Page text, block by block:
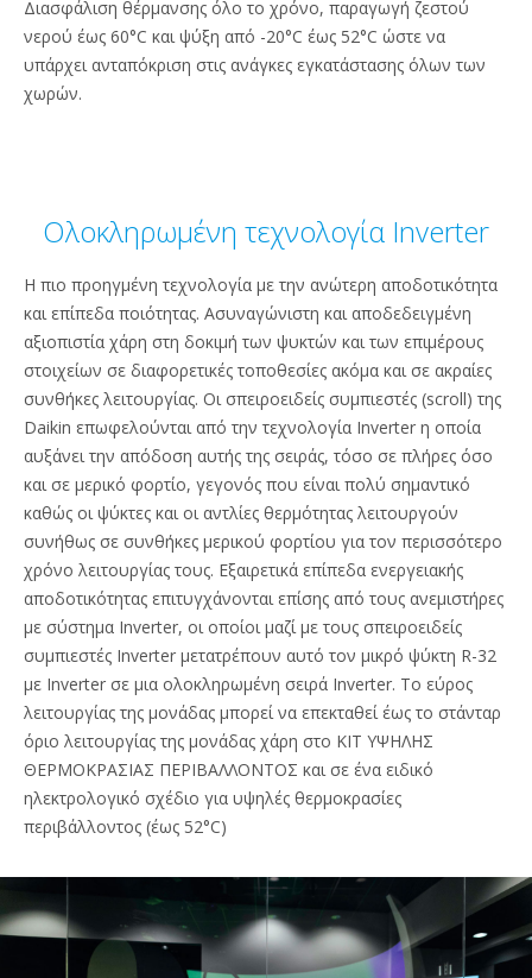
Διασφάλιση θέρμανσης όλο το χρόνο, παραγωγή ζεστού
νερού έως 60°C και ψύξη από -20°C έως 52°C ώστε να
υπάρχει ανταπόκριση στις ανάγκες εγκατάστασης όλων των
χωρών.
Ολοκληρωμένη τεχνολογία Inverter
Η πιο προηγμένη τεχνολογία με την ανώτερη αποδοτικότητα
και επίπεδα ποιότητας. Ασυναγώνιστη και αποδεδειγμένη
αξιοπιστία χάρη στη δοκιμή των ψυκτών και των επιμέρους
στοιχείων σε διαφορετικές τοποθεσίες ακόμα και σε ακραίες
συνθήκες λειτουργίας. Οι σπειροειδείς συμπιεστές (scroll) της
Daikin επωφελούνται από την τεχνολογία Inverter η οποία
αυξάνει την απόδοση αυτής της σειράς, τόσο σε πλήρες όσο
και σε μερικό φορτίο, γεγονός που είναι πολύ σημαντικό
καθώς οι ψύκτες και οι αντλίες θερμότητας λειτουργούν
συνήθως σε συνθήκες μερικού φορτίου για τον περισσότερο
χρόνο λειτουργίας τους. Εξαιρετικά επίπεδα ενεργειακής
αποδοτικότητας επιτυγχάνονται επίσης από τους ανεμιστήρες
με σύστημα Inverter, οι οποίοι μαζί με τους σπειροειδείς
συμπιεστές Inverter μετατρέπουν αυτό τον μικρό ψύκτη R-32
με Inverter σε μια ολοκληρωμένη σειρά Inverter. Το εύρος
λειτουργίας της μονάδας μπορεί να επεκταθεί έως το στάνταρ
όριο λειτουργίας της μονάδας χάρη στο ΚΙΤ ΥΨΗΛΗΣ
ΘΕΡΜΟΚΡΑΣΙΑΣ ΠΕΡΙΒΑΛΛΟΝΤΟΣ και σε ένα ειδικό
ηλεκτρολογικό σχέδιο για υψηλές θερμοκρασίες
περιβάλλοντος (έως 52°C)